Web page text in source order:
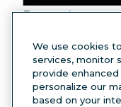
Fuente:
Herramientas
Instagram
Si tu vídeo aún
tamaño de
We use cookies
services, monitor
provide
personalize our
based on your